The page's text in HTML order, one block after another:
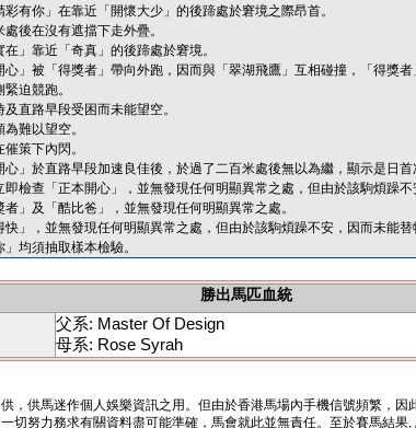
有你」在靠近「開懷大少」的後蹄處於窘境之際昂首。
後在沒有遮擋下走外疊。
」靠近「奇真」的後蹄處於窘境。
」被「得獎者」帶向外跑，因而與「翠湖飛鷹」互相碰撞，「得獎者
迫競跑。
及直路早段受困而未能望空。
難以望空。
策下內閃。
」於直路早段加速良佳後，於過了二百米處後無以為繼，顯示是日
檢查「正本開心」，並無發現任何明顯異常之處，但由於該駒煩躁不
」及「酷比爸」，並無發現任何明顯異常之處。
」，並無發現任何明顯異常之處，但由於該駒煩躁不安，因而未能替
均須抽取樣本檢驗。
勝出馬匹血統
父系: Master Of Design
母系: Rose Syrah
，供馬迷作個人娛樂資訊之用。但由於香港馬場內手機信號頻繁，
切努力務求有關資料盡可能準確，馬會就此並無責任。至於賽馬結果,